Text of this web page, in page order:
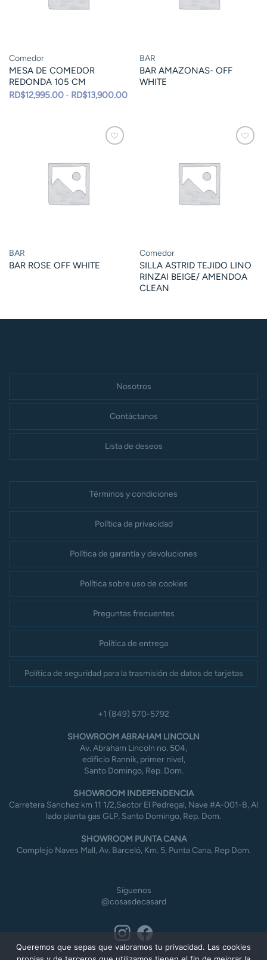
Comedor
MESA DE COMEDOR
REDONDA 105 CM
RD$12,995.00 - RD$13,900.00Rango
de
BAR
BAR AMAZONAS- OFF
WHITE
BAR
BAR ROSE OFF WHITE
Comedor
SILLA ASTRID TEJIDO LINO
RINZAI BEIGE/ AMENDOA
CLEAN
Nosotros
Contáctanos
Lista de deseos
Términos y condiciones
Política de privacidad
Política de garantía y devoluciones
Política sobre uso de cookies
Preguntas frecuentes
Política de entrega
Política de seguridad para la trasmisión de datos de tarjetas
+1 (849) 570-5792
SHOWROOM ABRAHAM LINCOLN
Av. Abraham Lincoln no. 504,
edificio Rannik, primer nivel,
Santo Domingo, Rep. Dom.
SHOWROOM INDEPENDENCIA
Carretera Sanchez km 11 1/2,Sector El Pedregal, Nave #A-001-B, Al
lado planta gas GLP, Santo Domingo, Rep. Dom.
SHOWROOM PUNTA CANA
Complejo Naves Mall, Av. Barceló, Km. 5, Punta Cana, Rep Dom.
Síguenos
@cosasdecasard
Queremos que sepas que valoramos tu privacidad. Las cookies